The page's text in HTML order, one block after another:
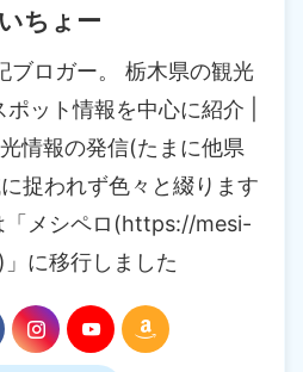
ちょー
ブロガー。 栃木県の観光
ット情報を中心に紹介 |
情報の発信(たまに他県
捉われず色々と綴ります
「メシペロ(https://mesi-
に移行しました